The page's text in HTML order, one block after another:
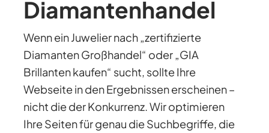
Diamantenhandel
Wenn ein Juwelier nach „zertifizierte
Diamanten Großhandel“ oder „GIA
Brillanten kaufen“ sucht, sollte Ihre
Webseite in den Ergebnissen erscheinen –
nicht die der Konkurrenz. Wir optimieren
Ihre Seiten für genau die Suchbegriffe, die